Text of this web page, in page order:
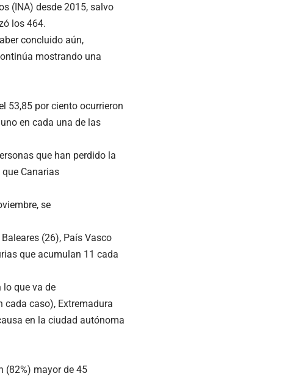
(INA) desde 2015, salvo
los 464.
concluido aún,
mostrando una
53,85 por ciento ocurrieron
en cada una de las
que han perdido la
Canarias
se
(26), País Vasco
que acumulan 11 cada
que va de
cada caso), Extremadura
en la ciudad autónoma
(82%) mayor de 45